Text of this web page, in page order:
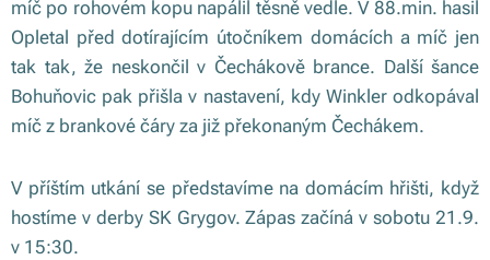
míč po rohovém kopu napálil těsně vedle. V 88.min. hasil
Opletal před dotírajícím útočníkem domácích a míč jen
tak tak, že neskončil v Čechákově brance. Další šance
Bohuňovic pak přišla v nastavení, kdy Winkler odkopával
míč z brankové čáry za již překonaným Čechákem.
V příštím utkání se představíme na domácím hřišti, když
hostíme v derby SK Grygov. Zápas začíná v sobotu 21.9.
v 15:30.